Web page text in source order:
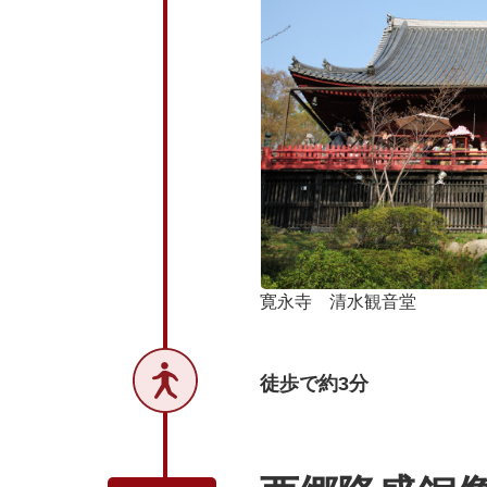
寛永寺 清水観音堂
徒歩で約3分